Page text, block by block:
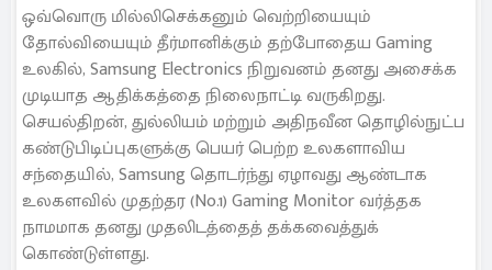
ஒவ்வொரு மில்லிசெக்கனும் வெற்றியையும்
தோல்வியையும் தீர்மானிக்கும் தற்போதைய Gaming
உலகில், Samsung Electronics நிறுவனம் தனது அசைக்க
முடியாத ஆதிக்கத்தை நிலைநாட்டி வருகிறது.
செயல்திறன், துல்லியம் மற்றும் அதிநவீன தொழில்நுட்ப
கண்டுபிடிப்புகளுக்கு பெயர் பெற்ற உலகளாவிய
சந்தையில், Samsung தொடர்ந்து ஏழாவது ஆண்டாக
உலகளவில் முதற்தர (No.1) Gaming Monitor வர்த்தக
நாமமாக தனது முதலிடத்தைத் தக்கவைத்துக்
கொண்டுள்ளது.